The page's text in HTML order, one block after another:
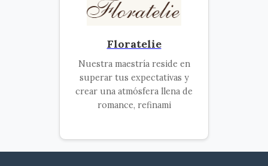
Floratelie
Nuestra maestría reside en
superar tus expectativas y
crear una atmósfera llena de
romance, refinami